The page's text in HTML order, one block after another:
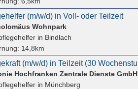
(m/w/d) in Voll- oder Teilzeit
Wohnpark
in Bindlach
14,8km
Hochfranken Zentrale Dienste GmbH
in Münchberg